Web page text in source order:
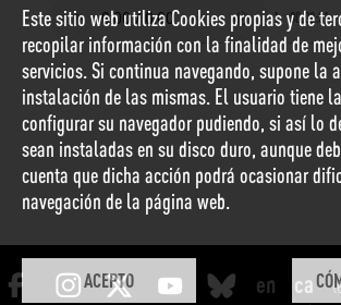
1 00:02:31
Este sitio web utiliza Cookies propias y de
recopilar información con la finalidad de
servicios. Si continua navegando, supone la
instalación de las mismas. El usuario tiene
configurar su navegador pudiendo, si así lo
sean instaladas en su disco duro, aunque
cuenta que dicha acción podrá ocasionar
navegación de la página web.
ACEPTO